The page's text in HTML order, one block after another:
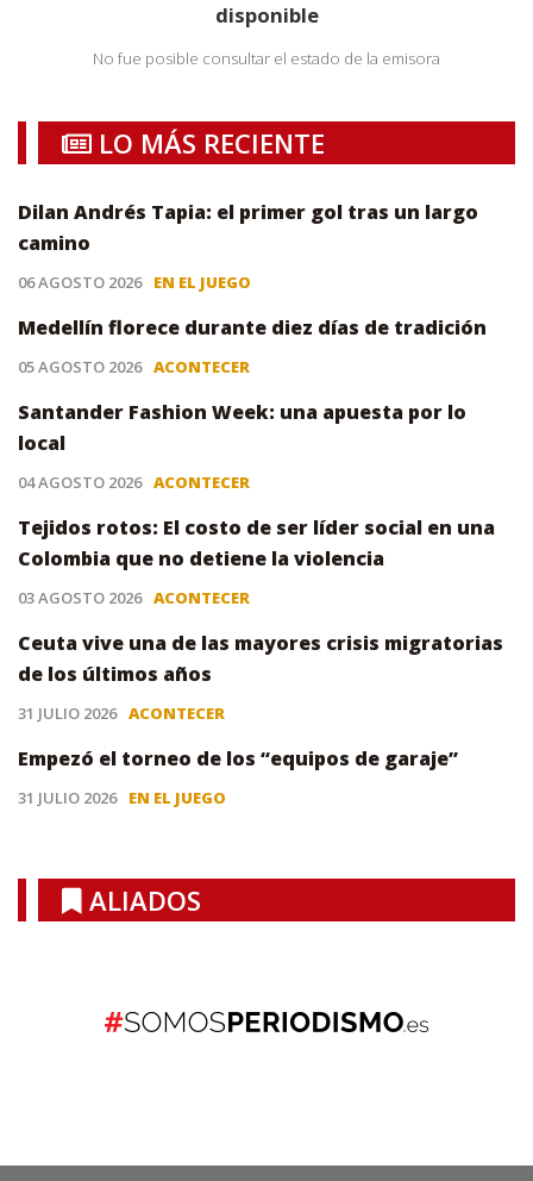
disponible
No fue posible consultar el estado de la emisora
LO MÁS RECIENTE
Dilan Andrés Tapia: el primer gol tras un largo
camino
06 AGOSTO 2026 EN EL JUEGO
Medellín florece durante diez días de tradición
05 AGOSTO 2026 ACONTECER
Santander Fashion Week: una apuesta por lo
local
04 AGOSTO 2026 ACONTECER
Tejidos rotos: El costo de ser líder social en una
Colombia que no detiene la violencia
03 AGOSTO 2026 ACONTECER
Ceuta vive una de las mayores crisis migratorias
de los últimos años
31 JULIO 2026 ACONTECER
Empezó el torneo de los “equipos de garaje”
31 JULIO 2026 EN EL JUEGO
ALIADOS